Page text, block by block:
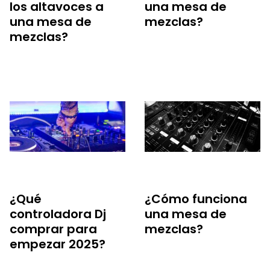
los altavoces a
una mesa de
mezclas?
una mesa de
mezclas?
¿Qué
controladora Dj
comprar para
empezar 2025?
¿Cómo funciona
una mesa de
mezclas?